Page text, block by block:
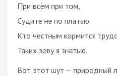
При всём при том,
Судите не по платью.
Кто честным кормится
Таких зову я знатью.
Вот этот шут — природный